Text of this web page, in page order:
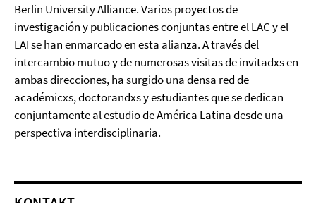
Berlin University Alliance. Varios proyectos de
investigación y publicaciones conjuntas entre el LAC y el
LAI se han enmarcado en esta alianza. A través del
intercambio mutuo y de numerosas visitas de invitadxs en
ambas direcciones, ha surgido una densa red de
académicxs, doctorandxs y estudiantes que se dedican
conjuntamente al estudio de América Latina desde una
perspectiva interdisciplinaria.